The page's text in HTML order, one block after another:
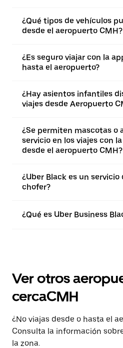
¿Qué tipos de vehículos
desde el aeropuerto CMH?
¿Es seguro viajar con la
hasta el aeropuerto?
¿Hay asientos infantiles
viajes desde Aeropuerto
¿Se permiten mascotas o
servicio en los viajes con
desde el aeropuerto CMH?
¿Uber Black es un
chofer?
¿Qué es Uber Business
Ver otros
cercaCMH
¿No viajas desde o hasta el
Consulta la información
la zona.